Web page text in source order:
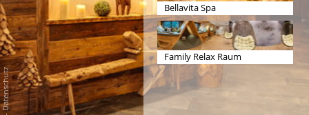
Bellavita Spa
Family Relax Raum
Datenschutz